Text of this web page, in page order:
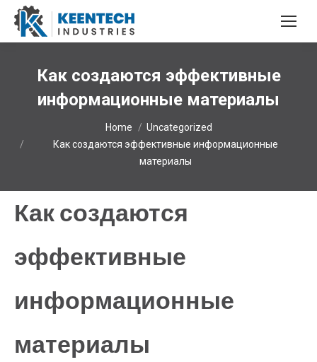
Как создаются эффективные
информационные материалы
Home
Uncategorized
Как создаются эффективные информационные
материалы
Как создаются
эффективные
информационные
материалы